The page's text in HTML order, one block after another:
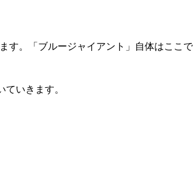
。「ブルージャイアント」自体はここで
ていきます。